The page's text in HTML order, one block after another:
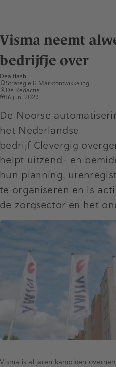
Visma neemt
bedrijfje over
Dealflash
Strategie & Marktontwikkeling
De Redactie
16 juni 2023
De Noorse
het Nederlandse
bedrijf Clevergig
helpt uitzend- en
hun planning,
te organiseren en is
de zorgsector en het
Visma is al jaren kampioen